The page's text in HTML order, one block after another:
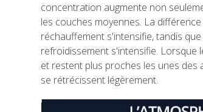
concentration augmente non
les couches moyennes. La
réchauffement s'intensifie, tandis
refroidissement s'intensifie. Lorsque
et restent plus proches les unes
se rétrécissent légèrement.